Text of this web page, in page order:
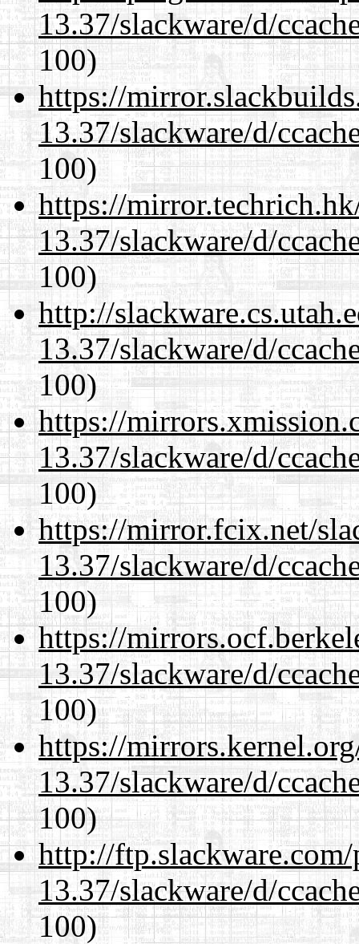
13.37/slackware/d/
100)
https://
13.37/slackware/d/
100)
https://
13.37/slackware/d/
100)
http://
13.37/slackware/d/
100)
https://
13.37/slackware/d/
100)
https://mirror.fcix.net/
13.37/slackware/d/
100)
https://
13.37/slackware/d/
100)
https://
13.37/slackware/d/
100)
http://
13.37/slackware/d/
100)